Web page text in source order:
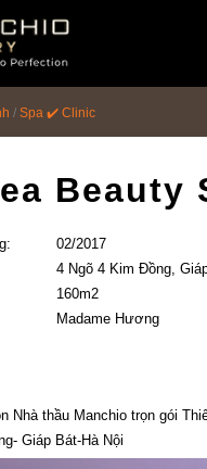
/ Spa ✔️ Clinic
Beauty
02/2017
4 Ngõ 4 Kim Đồng,
160m2
Madame Hương
Nhà thầu Manchio trọn gói
Giáp Bát-Hà Nội